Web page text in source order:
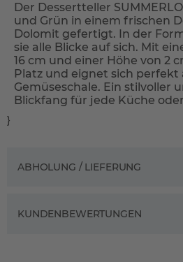
Der Dessertteller
und Grün in einem frischen
Dolomit gefertigt. In der
sie alle Blicke auf sich. Mit
16 cm und einer Höhe von 2
Platz und eignet sich perfekt
Gemüseschale. Ein stilvoller
Blickfang für jede Küche
}
ABHOLUNG / LIEFERUNG
KUNDENBEWERTUNGEN